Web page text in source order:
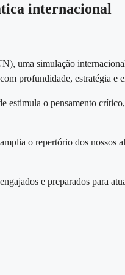
internacional
uma simulação
profundidade, estratégia e
estimula o pensamento
o repertório dos nossos
e preparados para